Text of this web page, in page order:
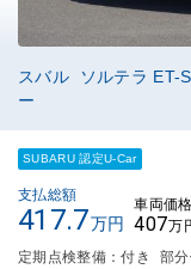
スバル ソルテラ ET-
ー
SUBARU 認定U-Car
支払総額
417.7万円
車両価格
407万
定期点検整備：付き 部